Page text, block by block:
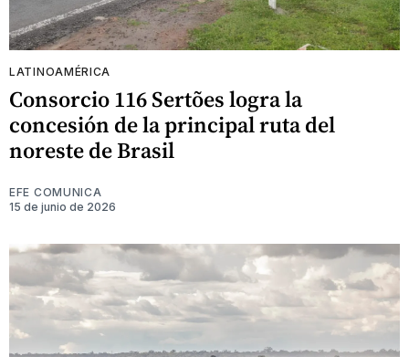
LATINOAMÉRICA
Consorcio 116 Sertões logra la
concesión de la principal ruta del
noreste de Brasil
EFE COMUNICA
15 de junio de 2026